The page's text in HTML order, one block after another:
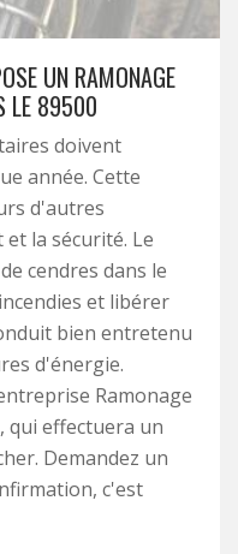
UN RAMONAGE
LE 89500
doivent
année. Cette
d'autres
la sécurité. Le
cendres dans le
et libérer
bien entretenu
d'énergie.
Ramonage
qui effectuera un
Demandez un
c'est